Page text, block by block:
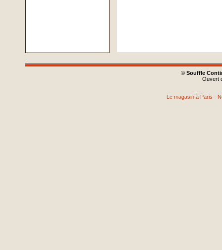
© Souffle
Ouvert
Le magasin à Paris -